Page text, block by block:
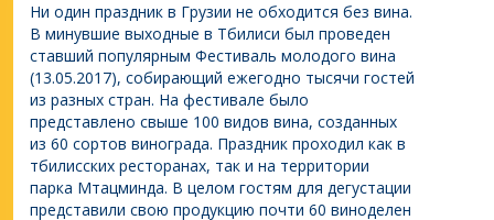
Ни один праздник в Грузии не обходится без вина.
В минувшие выходные в Тбилиси был проведен
ставший популярным Фестиваль молодого вина
(13.05.2017), собирающий ежегодно тысячи гостей
из разных стран. На фестивале было
представлено свыше 100 видов вина, созданных
из 60 сортов винограда. Праздник проходил как в
тбилисских ресторанах, так и на территории
парка Мтацминда. В целом гостям для дегустации
представили свою продукцию почти 60 виноделен